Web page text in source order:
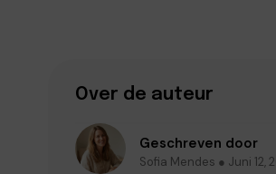
Over de auteur
Geschreven door
Sofia Mendes ● Juni 12,